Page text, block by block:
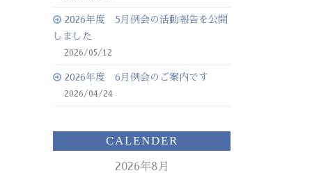
2026年度 5月例会の活動報告を公開
しました
2026/05/12
2026年度 6月例会のご案内です
2026/04/24
CALENDER
2026年8月